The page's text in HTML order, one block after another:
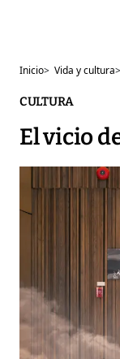
Inicio> Vida y cultura>
CULTURA
El vicio